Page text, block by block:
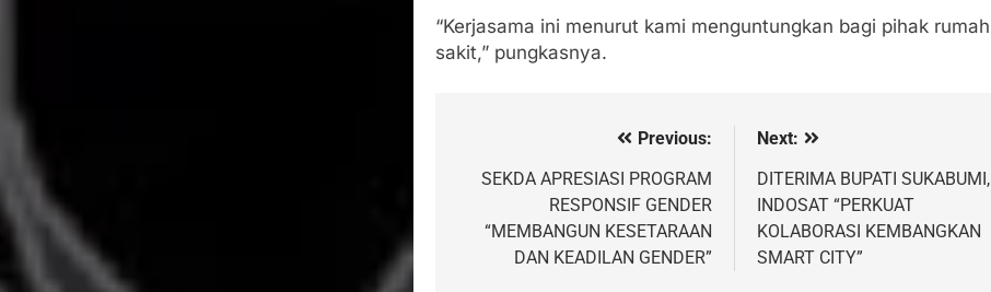
“Kerjasama ini menurut kami menguntungkan bagi pihak rumah
sakit,” pungkasnya.
pos
Previous:
SEKDA APRESIASI PROGRAM
RESPONSIF GENDER
“MEMBANGUN KESETARAAN
DAN KEADILAN GENDER”
Next:
DITERIMA BUPATI SUKABUMI,
INDOSAT “PERKUAT
KOLABORASI KEMBANGKAN
SMART CITY”